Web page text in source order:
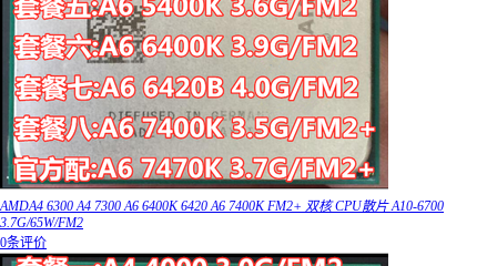
AMDA4 6300 A4 7300 A6 6400K 6420 A6 7400K FM2+ 双核 CPU散片 A10-6700
3.7G/65W/FM2
0条评价